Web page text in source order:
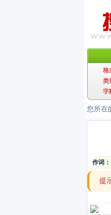
格
类
字
您所在
作词：
提